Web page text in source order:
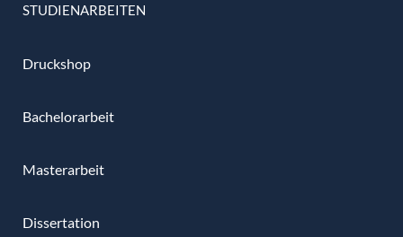
STUDIENARBEITEN
Druckshop
Bachelorarbeit
Masterarbeit
Dissertation